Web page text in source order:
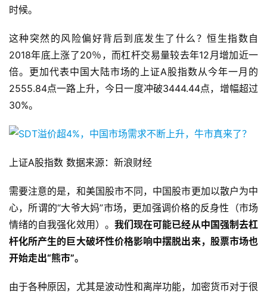
时候。
这种突然的风险偏好背后到底发生了什么？恒生指数自
2018年底上涨了20％，而杠杆交易量较去年12月增加近一
倍。更加代表中国大陆市场的上证A股指数从今年一月的
2555.84点一路上升，今日一度冲破3444.44点，增幅超过
30%。
上证A股指数 数据来源：新浪财经
需要注意的是，和美国股市不同，中国股市更加以散户为中
心，所谓的“大爷大妈”市场，更加强调价格的反身性（市场
情绪的自我强化效用）。 我们现在可能已经从中国强制去杠
杆化所产生的巨大破坏性价格影响中摆脱出来，股票市场也
开始走出“熊市”。
由于各种原因，尤其是波动性和离岸功能，加密货币对于很